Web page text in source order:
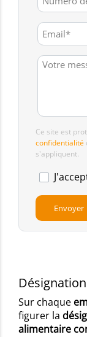
Ce site est
confidentialité
s'appliquent.
Sur chaque
figurer la
alimentaire